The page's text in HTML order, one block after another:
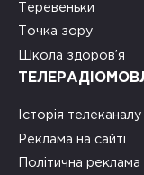
Теревеньки
Точка зору
Школа здоров’я
Історія телеканалу
Реклама на сайті
Політична реклама